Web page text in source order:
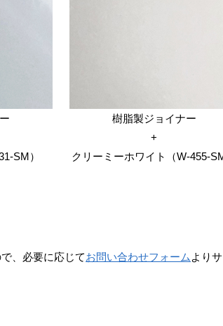
SM）
樹脂製ジョイナー
+
クリーミーホワイト（W-455-
、必要に応じてお問い合わせフォーム より